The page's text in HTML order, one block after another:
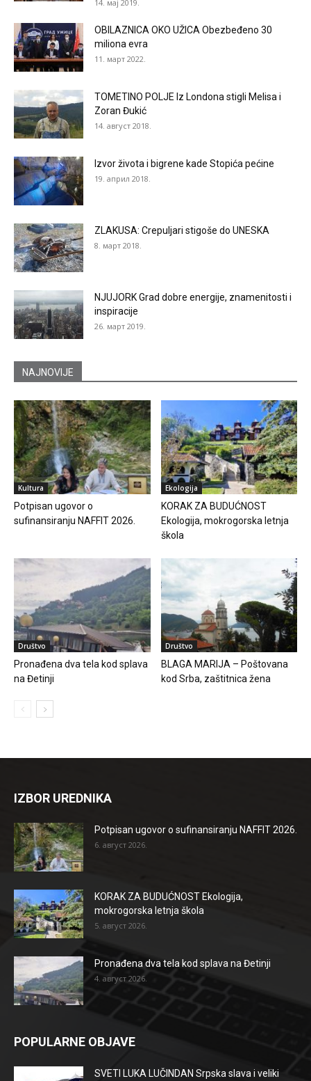
14. мај 2019.
OBILAZNICA OKO UŽICA Obezbeđeno 30
miliona evra
11. март 2022.
TOMETINO POLJE Iz Londona stigli Melisa i
Zoran Đukić
14. август 2018.
Izvor života i bigrene kade Stopića pećine
19. април 2018.
ZLAKUSA: Crepuljari stigoše do UNESKA
8. март 2018.
NJUJORK Grad dobre energije, znamenitosti i
inspiracije
26. март 2019.
NAJNOVIJE
Kultura
Potpisan ugovor o
sufinansiranju NAFFIT 2026.
Ekologija
KORAK ZA BUDUĆNOST
Ekologija, mokrogorska letnja
škola
Društvo
Pronađena dva tela kod splava
na Đetinji
Društvo
BLAGA MARIJA – Poštovana
kod Srba, zaštitnica žena
IZBOR UREDNIKA
Potpisan ugovor o sufinansiranju NAFFIT 2026.
6. август 2026.
KORAK ZA BUDUĆNOST Ekologija,
mokrogorska letnja škola
5. август 2026.
Pronađena dva tela kod splava na Đetinji
4. август 2026.
POPULARNE OBJAVE
SVETI LUKA LUČINDAN Srpska slava i veliki